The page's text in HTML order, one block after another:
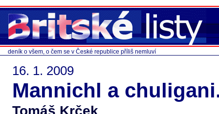
deník o všem, o čem se v České republice příliš nemluví
16. 1. 2009
Mannichl a
Tomáš Krček